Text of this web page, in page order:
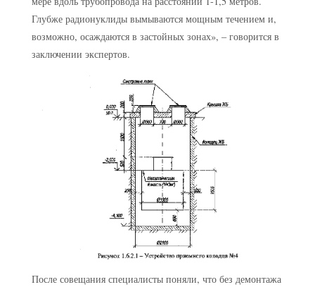
Глубже радионуклиды вымываются мощным течением и,
возможно, осаждаются в застойных зонах», – говорится в
заключении экспертов.
После совещания специалисты поняли, что без демонтажа